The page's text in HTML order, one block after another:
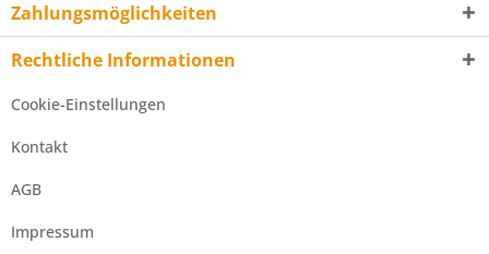
Zahlungsmöglichkeiten
Rechtliche Informationen
Cookie-Einstellungen
Kontakt
AGB
Impressum